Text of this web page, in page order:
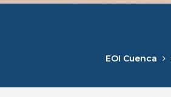
EOI Cuenca